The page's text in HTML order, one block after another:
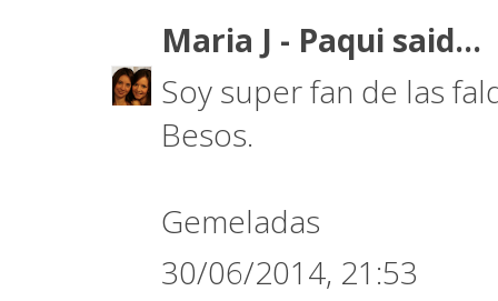
Maria J - Paqui said...
Soy super fan de las
Besos.
Gemeladas
30/06/2014, 21:53